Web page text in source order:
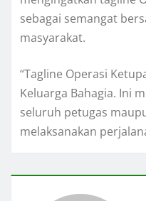
sebagai semangat
masyarakat.
“Tagline Operasi
Keluarga Bahagia. Ini
seluruh petugas
melaksanakan